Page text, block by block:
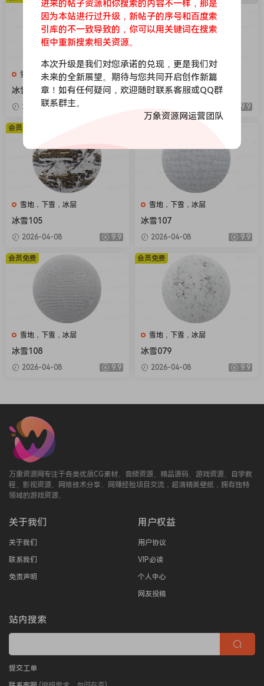
雪地，下雪，冰层
冰雪104
2026-04-08
雪地，下雪，冰层
冰雪106
9.9
雪地，下雪，冰层
冰雪105
2026-04-08 9.9
会员免费
雪地，下雪，冰层
冰雪107
2026-04-08 9.9
雪地，下雪，冰层
冰雪108
2026-04-08 9.9
会员免费
雪地，下雪，冰层
冰雪079
2026-04-08 9.9
会员免费
万象资源网专注于各类优质CG素材、音频资源、精品源码、游戏资源、自学教
程、影视资源、网络技术分享、网赚经验项目交流，超清精美壁纸，拥有独特
领域的游戏资源。
关于我们
关于我们
联系我们
免责声明
用户权益
用户协议
VIP必读
个人中心
网友投稿
站内搜索
提交工单
进来的帖子资源和你搜索的内容不一样，那是
因为本站进行过升级，新帖子的序号和百度索
引库的不一致导致的，你可以用关键词在搜索
框中重新搜索相关资源。
本次升级是我们对您承诺的兑现，更是我们对
未来的全新展望。期待与您共同开启创作新篇
章！如有任何疑问，欢迎随时联系客服或QQ群
联系群主。
万象资源网运营团队